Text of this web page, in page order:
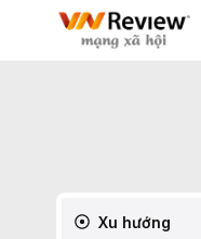
Xu hướng